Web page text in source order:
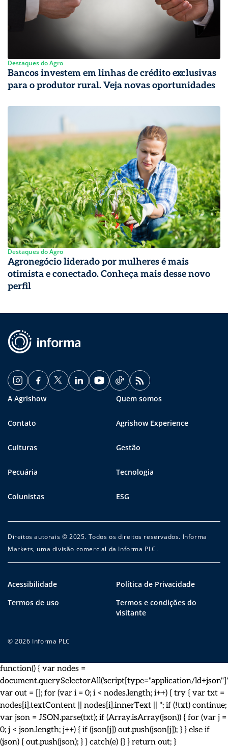
Destaques do Agro
Bancos investem em linhas de crédito exclusivas
para o produtor rural. Veja novas oportunidades
Destaques do Agro
Agronegócio liderado por mulheres é mais
otimista e conectado. Conheça mais desse novo
perfil
A Agrishow Quem somos
Contato Agrishow Experience
Culturas Gestão
Pecuária Tecnologia
Colunistas ESG
Direitos autorais © 2025. Todos os direitos reservados. Informa
Markets, uma divisão comercial da Informa PLC.
Acessibilidade
Política de Privacidade
Termos de uso
Termos e condições do
visitante
© 2026 Informa PLC
function() { var nodes =
document.querySelectorAll('script[type="application/
var out = []; for (var i = 0; i < nodes.length; i++) { try { var txt =
nodes[i].textContent || nodes[i].innerText || ''; if (!txt) continue;
var json = JSON.parse(txt); if (Array.isArray(json)) { for (var j =
0; j < json.length; j++) { if (json[j]) out.push(json[j]); } } else if
(json) { out.push(json); } } catch(e) {} } return out; }